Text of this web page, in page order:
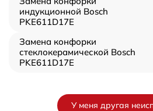
индукционной Bosch
PKE611D17E
Замена конфорки
стеклокерамической Bosch
PKE611D17E
У меня другая